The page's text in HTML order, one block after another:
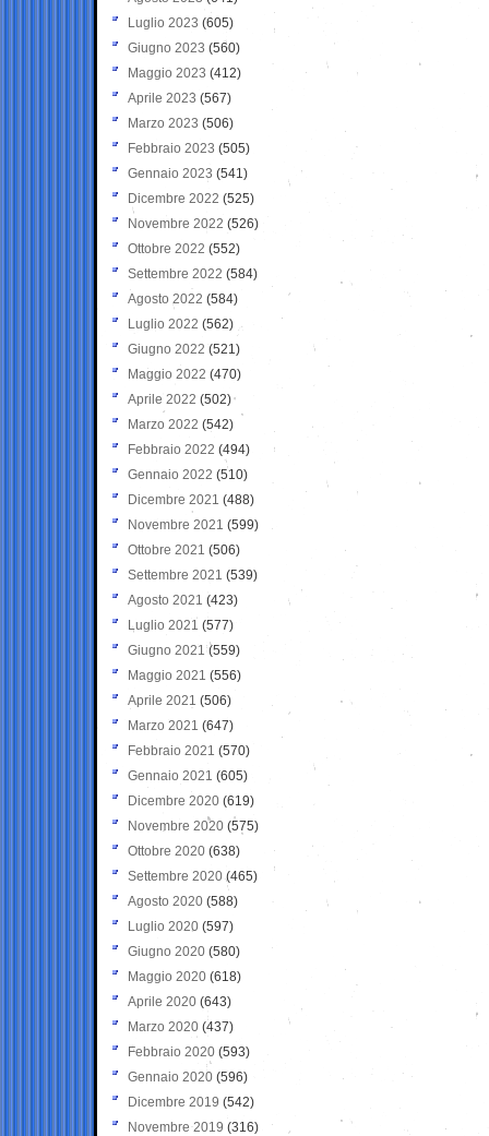
Luglio 2023 (605)
Giugno 2023 (560)
Maggio 2023 (412)
Aprile 2023 (567)
Marzo 2023 (506)
Febbraio 2023 (505)
Gennaio 2023 (541)
Dicembre 2022 (525)
Novembre 2022 (526)
Ottobre 2022 (552)
Settembre 2022 (584)
Agosto 2022 (584)
Luglio 2022 (562)
Giugno 2022 (521)
Maggio 2022 (470)
Aprile 2022 (502)
Marzo 2022 (542)
Febbraio 2022 (494)
Gennaio 2022 (510)
Dicembre 2021 (488)
Novembre 2021 (599)
Ottobre 2021 (506)
Settembre 2021 (539)
Agosto 2021 (423)
Luglio 2021 (577)
Giugno 2021(559)
Maggio 2021 (556)
Aprile 2021 (506)
Marzo 2021 (647)
Febbraio 2021 (570)
Gennaio 2021 (605)
Dicembre 2020 (619)
Novembre 2020 (575)
Ottobre 2020 (638)
Settembre 2020(465)
Agosto 2020 (588)
Luglio 2020 (597)
Giugno 2020 (580)
Maggio 2020 (618)
Aprile 2020 (643)
Marzo 2020 (437)
Febbraio 2020 (593)
Gennaio 2020 (596)
Dicembre 2019 (542)
Novembre 2019 (316)